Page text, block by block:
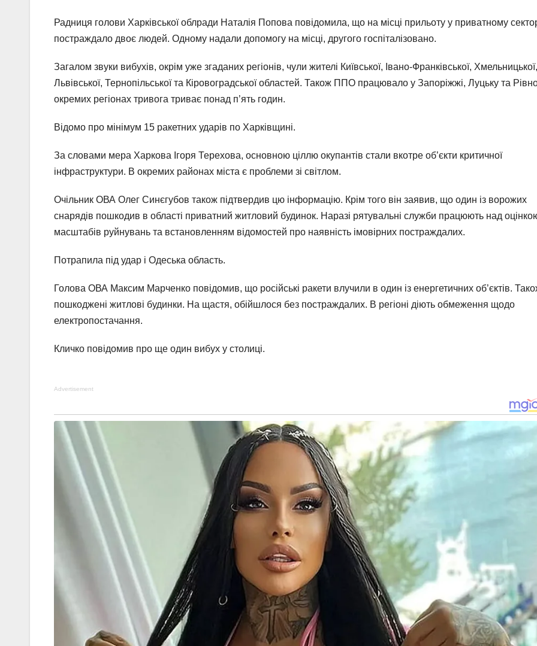
Радниця голови Харківської облради Наталія Попова повідомила, що на місці прильоту у приватному
постраждало двоє людей. Одному надали допомогу на місці, другого госпіталізовано.
Загалом звуки вибухів, окрім уже згаданих регіонів, чули жителі Київської, Івано-Франківської, Хмельницької,
Львівської, Тернопільської та Кіровоградської областей. Також ППО працювало у Запоріжжі, Луцьку та
окремих регіонах тривога триває понад п’ять годин.
Відомо про мінімум 15 ракетних ударів по Харківщині.
За словами мера Харкова Ігоря Терехова, основною ціллю окупантів стали вкотре об’єкти критичної
інфраструктури. В окремих районах міста є проблеми зі світлом.
Очільник ОВА Олег Синєгубов також підтвердив цю інформацію. Крім того він заявив, що один із ворожих
снарядів пошкодив в області приватний житловий будинок. Наразі рятувальні служби працюють над
масштабів руйнувань та встановленням відомостей про наявність імовірних постраждалих.
Потрапила під удар і Одеська область.
Голова ОВА Максим Марченко повідомив, що російські ракети влучили в один із енергетичних об’єктів.
пошкоджені житлові будинки. На щастя, обійшлося без постраждалих. В регіоні діють обмеження щодо
електропостачання.
Кличко повідомив про ще один вибух у столиці.
Advertisement